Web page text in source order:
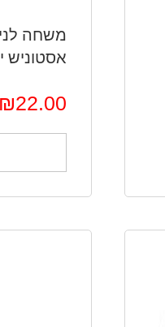
משחה
אסטוניש
22.00